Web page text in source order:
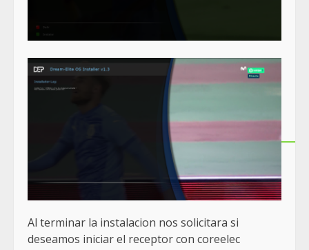
Al terminar la instalacion nos solicitara si
deseamos iniciar el receptor con coreelec